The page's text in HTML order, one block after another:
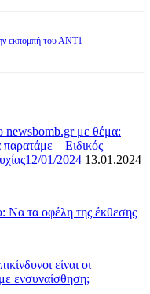
εκπομπή του ΑΝΤ1
newsbomb.gr με θέμα:
παρατάμε – Ειδικός
01/2024 13.01.2024
Να τα οφέλη της έκθεσης
είναι οι
ενσυναίσθηση;